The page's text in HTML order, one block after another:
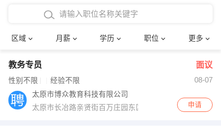
区域 月薪 学历 职位 更多
4000-5000元
8000-12000元
12000-20000元
博士
文员
财务会计
确定
教务专员 面议
性别不限 经验不限
08-07
太原市博众教育科技有限公司
太原市长冶路亲贤街百万庄园东区12排5号
申请